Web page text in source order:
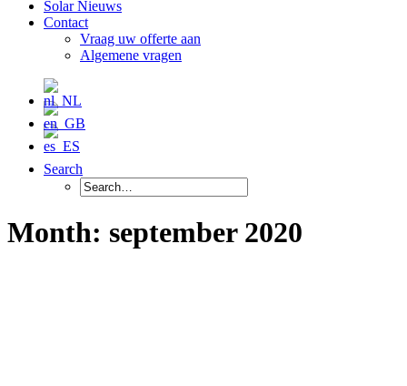
Solar Nieuws
Contact
Vraag uw offerte aan
Algemene vragen
Search
Month: september 2020